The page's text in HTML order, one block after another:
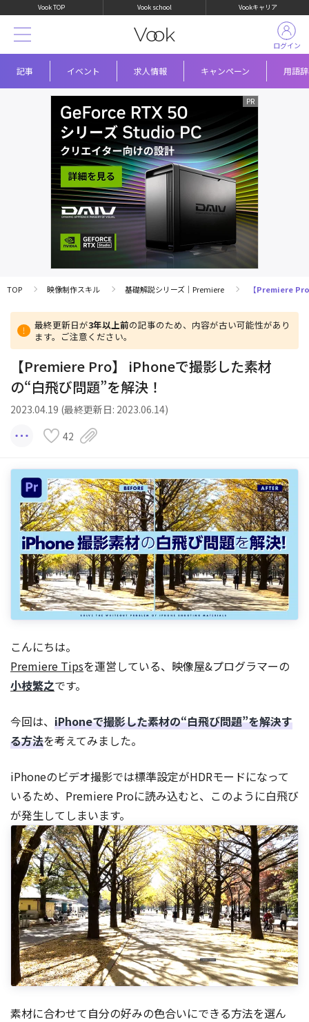
Vook TOP Vook school Vookキャリア
記事 イベント 求人情報 キャンペーン 用語
ログイン
TOP 映像制作スキル 基礎解説シリーズ｜Premiere 【Premiere
最終更新日が3年以上前の記事のため、内容が古い可能性があり
ます。ご注意ください。
【Premiere Pro】 iPhoneで撮影した素材
の“白飛び問題”を解決！
2023.04.19 (最終更新日: 2023.06.14)
42
こんにちは。
Premiere Tipsを運営している、映像屋&プログラマーの
小枝繁之です。
今回は、 iPhoneで撮影した素材の“白飛び問題”を解決す
る方法を考えてみました。
iPhoneのビデオ撮影では標準設定がHDRモードになって
いるため、Premiere Proに読み込むと、このように白飛び
が発生してしまいます。
素材に合わせて自分の好みの色合いにできる方法を選ん